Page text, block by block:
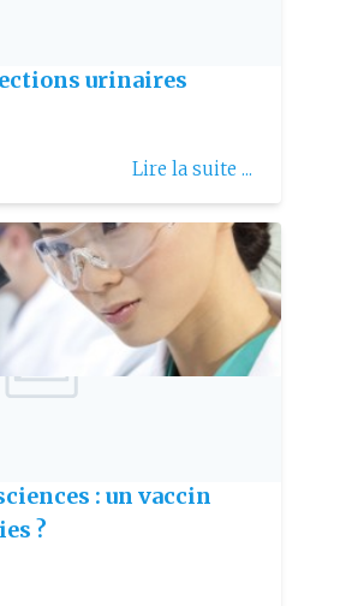
urinaires
Lire la suite ...
: un vaccin
?